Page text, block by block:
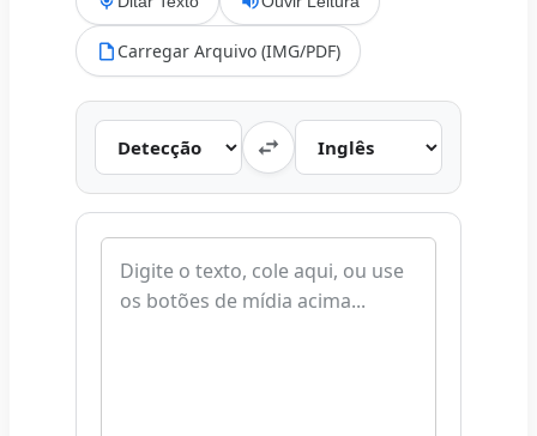
Carregar Arquivo (IMG/PDF)